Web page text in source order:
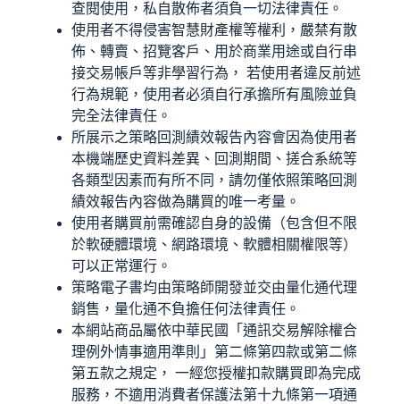
查閱使用，私自散佈者須負一切法律責任。
使用者不得侵害智慧財產權等權利，嚴禁有散
佈、轉賣、招覽客戶、用於商業用途或自行串
接交易帳戶等非學習行為， 若使用者違反前述
行為規範，使用者必須自行承擔所有風險並負
完全法律責任。
所展示之策略回測績效報告內容會因為使用者
本機端歷史資料差異、回測期間、搓合系統等
各類型因素而有所不同，請勿僅依照策略回測
績效報告內容做為購買的唯一考量。
使用者購買前需確認自身的設備（包含但不限
於軟硬體環境、網路環境、軟體相關權限等）
可以正常運行。
策略電子書均由策略師開發並交由量化通代理
銷售，量化通不負擔任何法律責任。
本網站商品屬依中華民國「通訊交易解除權合
理例外情事適用準則」第二條第四款或第二條
第五款之規定， 一經您授權扣款購買即為完成
服務，不適用消費者保護法第十九條第一項通